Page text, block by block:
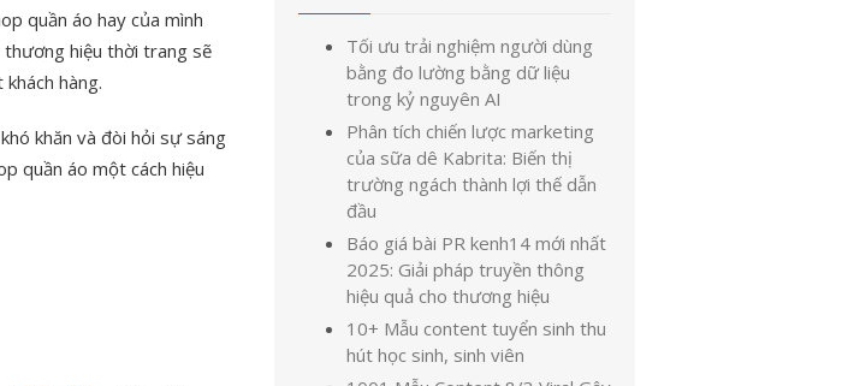
quần áo hay của mình
thương hiệu thời trang sẽ
hàng.
khăn và đòi hỏi sự sáng
quần áo một cách hiệu
Tối ưu trải nghiệm người dùng
bằng đo lường bằng dữ liệu
trong kỷ nguyên AI
Phân tích chiến lược marketing
của sữa dê Kabrita: Biến thị
trường ngách thành lợi thế dẫn
đầu
Báo giá bài PR kenh14 mới nhất
2025: Giải pháp truyền thông
hiệu quả cho thương hiệu
10+ Mẫu content tuyển sinh thu
hút học sinh, sinh viên